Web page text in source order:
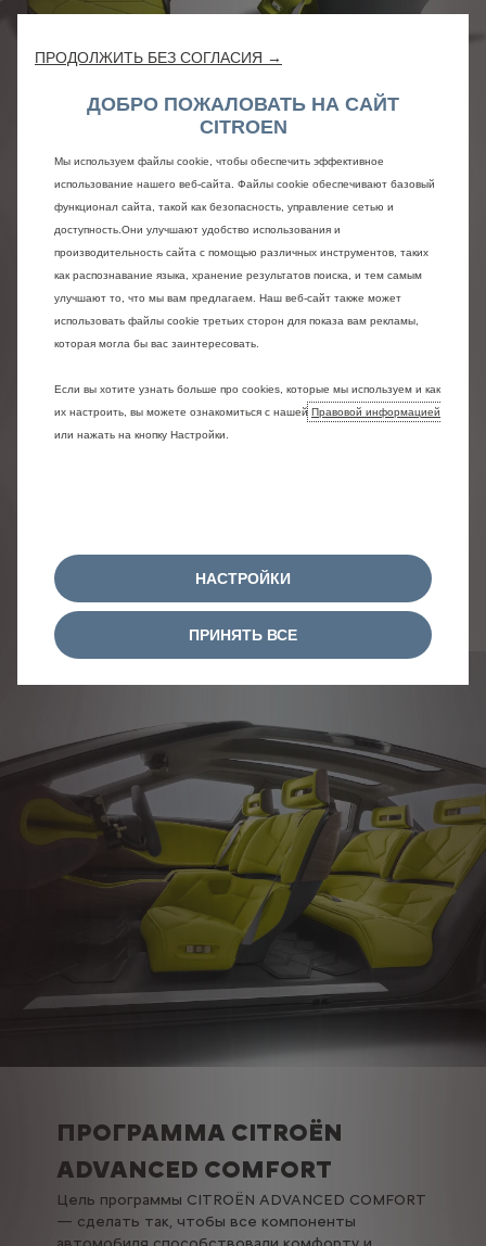
БЛАЖЕНСТВО ТЕЛА И ДУХА
Ореховое дерево, ткань с геометрическим
узором светло-зеленого цвета, темная кожа с
беспорядочным рисунком, цитрусовые оттенки,
умиротворяющее свечение... Материалы и
зонирование в отделке салона CXPERIENCE
премиального сегмента и высочайшего
комфорта.
критериев, таких как освещенность,
вместительность, эргономичность, а также
взаимодействие с цифровой средой.
ПРОГРАММА CITROËN
ADVANCED COMFORT
Цель программы CITROËN ADVANCED COMFORT
— сделать так, чтобы все компоненты
ПРОДОЛЖИТЬ БЕЗ СОГЛАСИЯ →
ДОБРО ПОЖАЛОВАТЬ НА САЙТ
CITROEN
Мы используем файлы cookie, чтобы обеспечить эффективное
использование нашего веб-сайта. Файлы cookie обеспечивают базовый
функционал сайта, такой как безопасность, управление сетью и
доступность.Они улучшают удобство использования и
производительность сайта с помощью различных инструментов, таких
как распознавание языка, хранение результатов поиска, и тем самым
улучшают то, что мы вам предлагаем. Наш веб-сайт также может
использовать файлы cookie третьих сторон для показа вам рекламы,
которая могла бы вас заинтересовать.
Если вы хотите узнать больше про cookies, которые мы используем и как
их настроить, вы можете ознакомиться с нашей Правовой информацией
или нажать на кнопку Настройки.
НАСТРОЙКИ
ПРИНЯТЬ ВСЕ